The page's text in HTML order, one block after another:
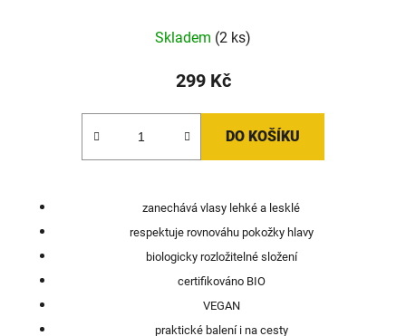
Skladem (2 ks)
299 Kč
DO KOŠÍKU
zanechává vlasy lehké a lesklé
respektuje rovnováhu pokožky hlavy
biologicky rozložitelné složení
certifikováno BIO
VEGAN
praktické balení i na cesty